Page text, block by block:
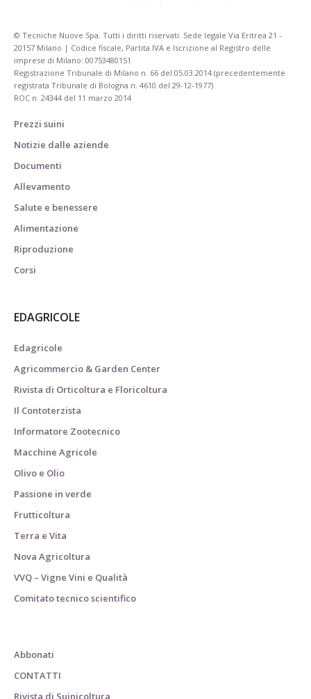
© Tecniche Nuove Spa. Tutti i diritti riservati. Sede legale Via Eritrea 21 -
20157 Milano | Codice fiscale, Partita IVA e Iscrizione al Registro delle
imprese di Milano: 00753480151
Registrazione Tribunale di Milano n. 66 del 05.03.2014 (precedentemente
registrata Tribunale di Bologna n. 4610 del 29-12-1977)
ROC n. 24344 del 11 marzo 2014
Prezzi suini
Notizie dalle aziende
Documenti
Allevamento
Salute e benessere
Alimentazione
Riproduzione
Corsi
EDAGRICOLE
Edagricole
Agricommercio & Garden Center
Rivista di Orticoltura e Floricoltura
Il Contoterzista
Informatore Zootecnico
Macchine Agricole
Olivo e Olio
Passione in verde
Frutticoltura
Terra e Vita
Nova Agricoltura
VVQ – Vigne Vini e Qualità
Comitato tecnico scientifico
Abbonati
CONTATTI
Rivista di Suinicoltura